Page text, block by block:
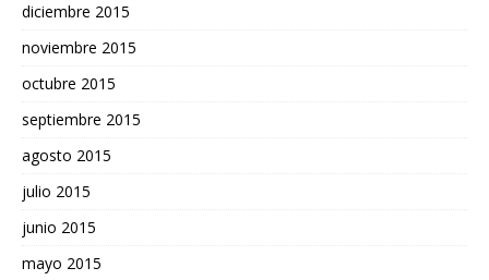
diciembre 2015
noviembre 2015
octubre 2015
septiembre 2015
agosto 2015
julio 2015
junio 2015
mayo 2015